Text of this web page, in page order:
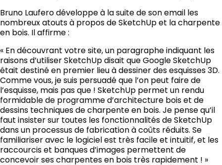
Bruno Laufero développe à la suite de son email les
nombreux atouts à propos de SketchUp et la charpente
en bois. Il affirme :
« En découvrant votre site, un paragraphe indiquant les
raisons d’utiliser SketchUp disait que Google SketchUp
était destiné en premier lieu à dessiner des esquisses 3D.
Comme vous, je suis persuadé que l’on peut faire de
l’esquisse, mais pas que ! SketchUp permet un rendu
formidable de programme d’architecture bois et de
dessins techniques de charpente en bois. Je pense qu’il
faut insister sur toutes les fonctionnalités de SketchUp
dans un processus de fabrication à coûts réduits. Se
familiariser avec le logiciel est très facile et intuitif, et les
raccourcis et banques d’images permettent de
concevoir ses charpentes en bois très rapidement ! »